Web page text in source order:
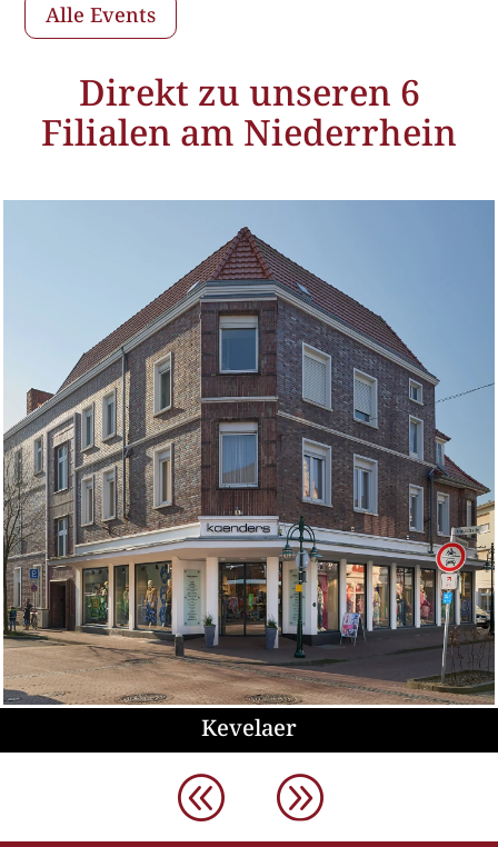
Alle Events
Direkt zu unseren 6
Filialen am Niederrhein
Kevelaer